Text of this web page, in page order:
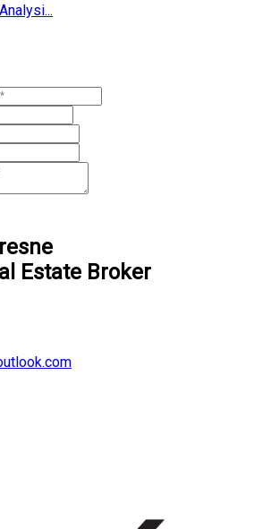
Estate Broker